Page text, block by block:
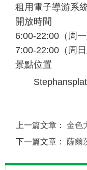
租用電子導游系
開放時間
6:00-22:00（周一
7:00-22:00（周日
景點位置
上一篇文章：金色
下一篇文章：薩爾